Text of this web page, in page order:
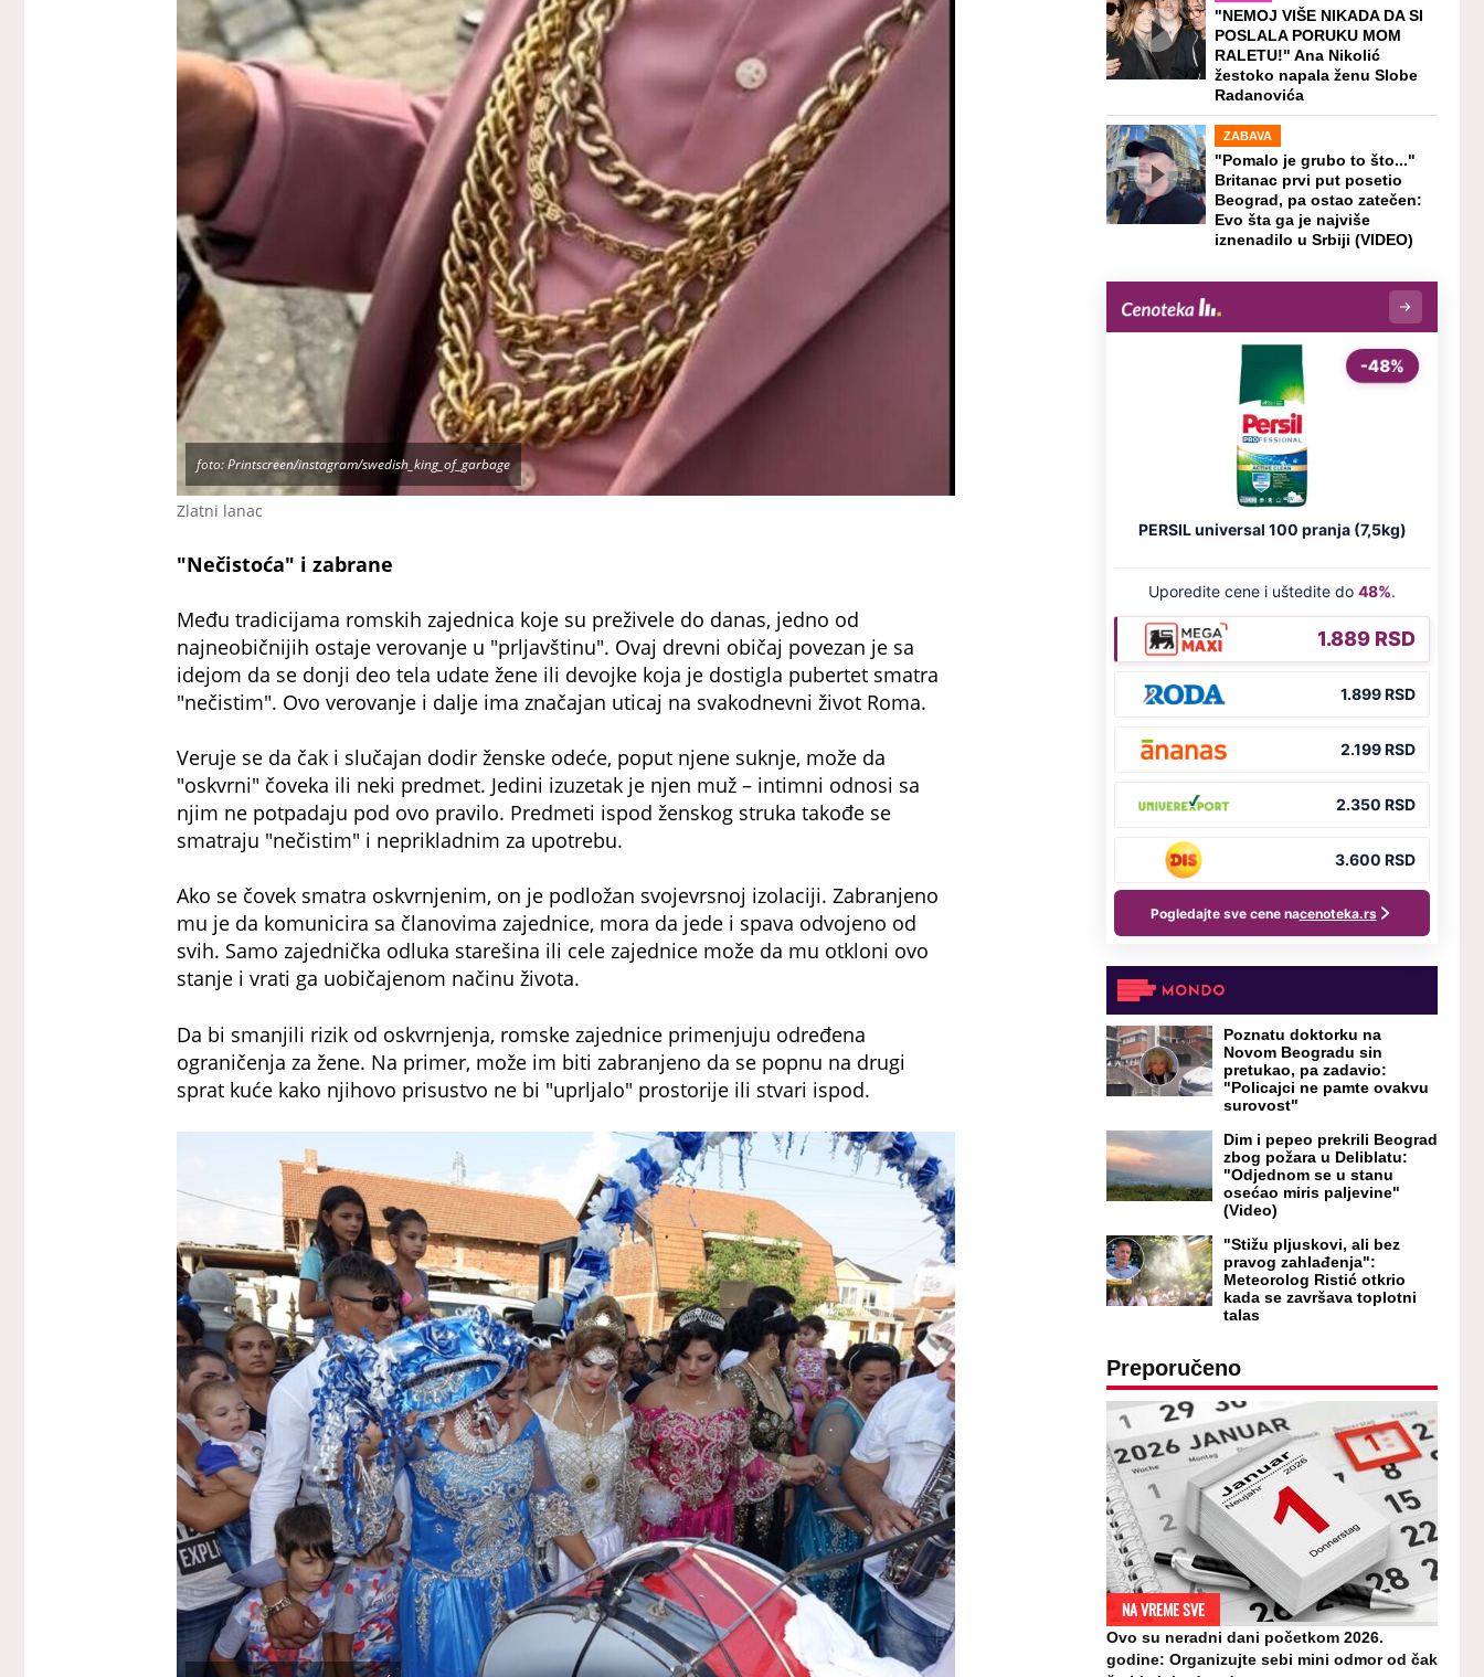
Zlatni lanac
foto: Printscreen/instagram/swedish_king_of_garbage
"Nečistoća" i zabrane
Među tradicijama romskih zajednica koje su preživele do danas, jedno od
najneobičnijih ostaje verovanje u "prljavštinu". Ovaj drevni običaj povezan je sa
idejom da se donji deo tela udate žene ili devojke koja je dostigla pubertet smatra
"nečistim". Ovo verovanje i dalje ima značajan uticaj na svakodnevni život Roma.
Veruje se da čak i slučajan dodir ženske odeće, poput njene suknje, može da
"oskvrni" čoveka ili neki predmet. Jedini izuzetak je njen muž – intimni odnosi sa
njim ne potpadaju pod ovo pravilo. Predmeti ispod ženskog struka takođe se
smatraju "nečistim" i neprikladnim za upotrebu.
Ako se čovek smatra oskvrnjenim, on je podložan svojevrsnoj izolaciji. Zabranjeno
mu je da komunicira sa članovima zajednice, mora da jede i spava odvojeno od
svih. Samo zajednička odluka starešina ili cele zajednice može da mu otkloni ovo
stanje i vrati ga uobičajenom načinu života.
Da bi smanjili rizik od oskvrnjenja, romske zajednice primenjuju određena
ograničenja za žene. Na primer, može im biti zabranjeno da se popnu na drugi
sprat kuće kako njihovo prisustvo ne bi "uprljalo" prostorije ili stvari ispod.
"NEMOJ VIŠE NIKADA DA SI
POSLALA PORUKU MOM
RALETU!" Ana Nikolić
žestoko napala ženu Slobe
Radanovića
ZABAVA
"Pomalo je grubo to što..."
Britanac prvi put posetio
Beograd, pa ostao zatečen:
Evo šta ga je najviše
iznenadilo u Srbiji (VIDEO)
Poznatu doktorku na
Novom Beogradu sin
pretukao, pa zadavio:
"Policajci ne pamte ovakvu
surovost"
Dim i pepeo prekrili Beograd
zbog požara u Deliblatu:
"Odjednom se u stanu
osećao miris paljevine"
(Video)
"Stižu pljuskovi, ali bez
pravog zahlađenja":
Meteorolog Ristić otkrio
kada se završava toplotni
talas
Preporučeno
NA VREME SVE
Ovo su neradni dani početkom 2026.
godine: Organizujte sebi mini odmor od čak